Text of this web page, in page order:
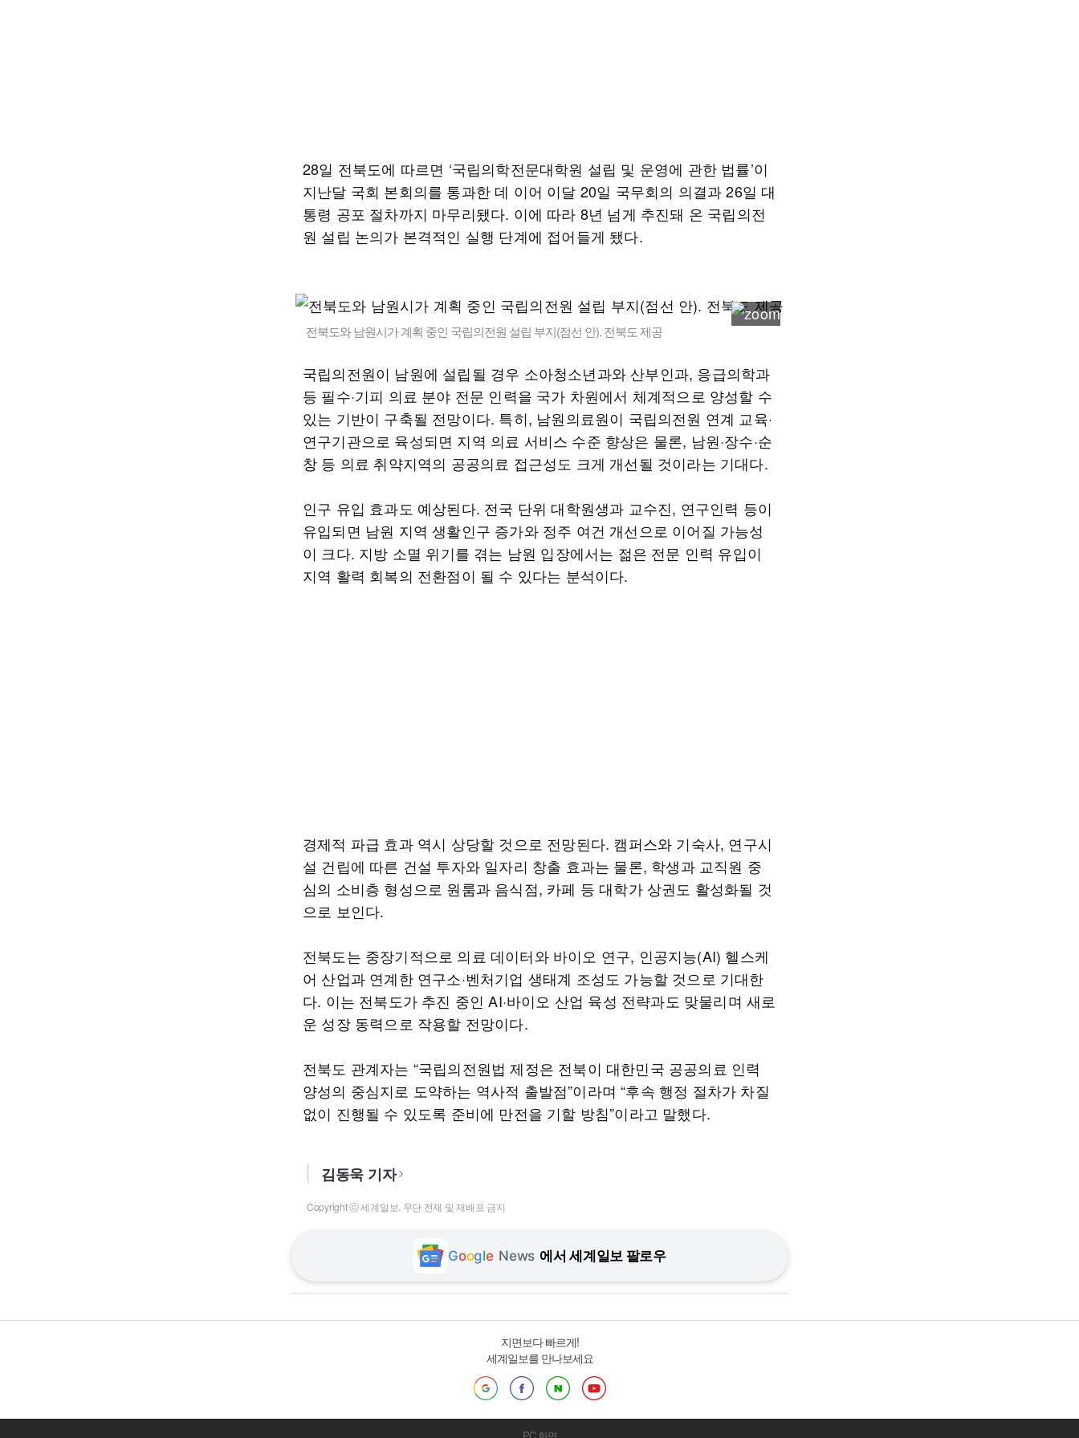
28일 전북도에 따르면 ‘국립의학전문대학원 설립 및 운영에 관한 법률’이
지난달 국회 본회의를 통과한 데 이어 이달 20일 국무회의 의결과 26일 대
통령 공포 절차까지 마무리됐다. 이에 따라 8년 넘게 추진돼 온 국립의전
원 설립 논의가 본격적인 실행 단계에 접어들게 됐다.
전북도와 남원시가 계획 중인 국립의전원 설립 부지(점선 안). 전북도 제공
국립의전원이 남원에 설립될 경우 소아청소년과와 산부인과, 응급의학과
등 필수·기피 의료 분야 전문 인력을 국가 차원에서 체계적으로 양성할 수
있는 기반이 구축될 전망이다. 특히, 남원의료원이 국립의전원 연계 교육·
연구기관으로 육성되면 지역 의료 서비스 수준 향상은 물론, 남원·장수·순
창 등 의료 취약지역의 공공의료 접근성도 크게 개선될 것이라는 기대다.
인구 유입 효과도 예상된다. 전국 단위 대학원생과 교수진, 연구인력 등이
유입되면 남원 지역 생활인구 증가와 정주 여건 개선으로 이어질 가능성
이 크다. 지방 소멸 위기를 겪는 남원 입장에서는 젊은 전문 인력 유입이
지역 활력 회복의 전환점이 될 수 있다는 분석이다.
경제적 파급 효과 역시 상당할 것으로 전망된다. 캠퍼스와 기숙사, 연구시
설 건립에 따른 건설 투자와 일자리 창출 효과는 물론, 학생과 교직원 중
심의 소비층 형성으로 원룸과 음식점, 카페 등 대학가 상권도 활성화될 것
으로 보인다.
전북도는 중장기적으로 의료 데이터와 바이오 연구, 인공지능(AI) 헬스케
어 산업과 연계한 연구소·벤처기업 생태계 조성도 가능할 것으로 기대한
다. 이는 전북도가 추진 중인 AI·바이오 산업 육성 전략과도 맞물리며 새로
운 성장 동력으로 작용할 전망이다.
전북도 관계자는 “국립의전원법 제정은 전북이 대한민국 공공의료 인력
양성의 중심지로 도약하는 역사적 출발점”이라며 “후속 행정 절차가 차질
없이 진행될 수 있도록 준비에 만전을 기할 방침”이라고 말했다.
김동욱 기자
Copyright ⓒ 세계일보. 무단 전재 및 재배포 금지
Google News 에서 세계일보 팔로우
지면보다 빠르게!
세계일보를 만나보세요